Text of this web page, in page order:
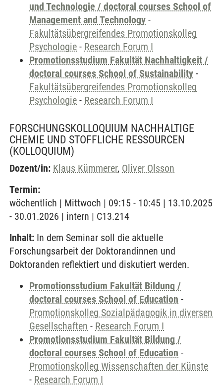
und Technologie / doctoral courses School of
Management and Technology -
Fakultätsübergreifendes Promotionskolleg
Psychologie - Research Forum I
Promotionsstudium Fakultät Nachhaltigkeit /
doctoral courses School of Sustainability -
Fakultätsübergreifendes Promotionskolleg
Psychologie - Research Forum I
FORSCHUNGSKOLLOQUIUM NACHHALTIGE
CHEMIE UND STOFFLICHE RESSOURCEN
(KOLLOQUIUM)
Dozent/in: Klaus Kümmerer, Oliver Olsson
Termin:
wöchentlich | Mittwoch | 09:15 - 10:45 | 13.10.2025
- 30.01.2026 | intern | C13.214
Inhalt: In dem Seminar soll die aktuelle
Forschungsarbeit der Doktorandinnen und
Doktoranden reflektiert und diskutiert werden.
Promotionsstudium Fakultät Bildung /
doctoral courses School of Education -
Promotionskolleg Sozialpädagogik in diversen
Gesellschaften - Research Forum I
Promotionsstudium Fakultät Bildung /
doctoral courses School of Education -
Promotionskolleg Wissenschaften der Künste
- Research Forum I